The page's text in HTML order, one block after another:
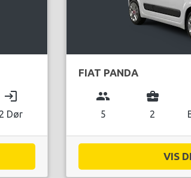
login
2 Dør
FIAT PANDA
group
5
business_center
2
VIS